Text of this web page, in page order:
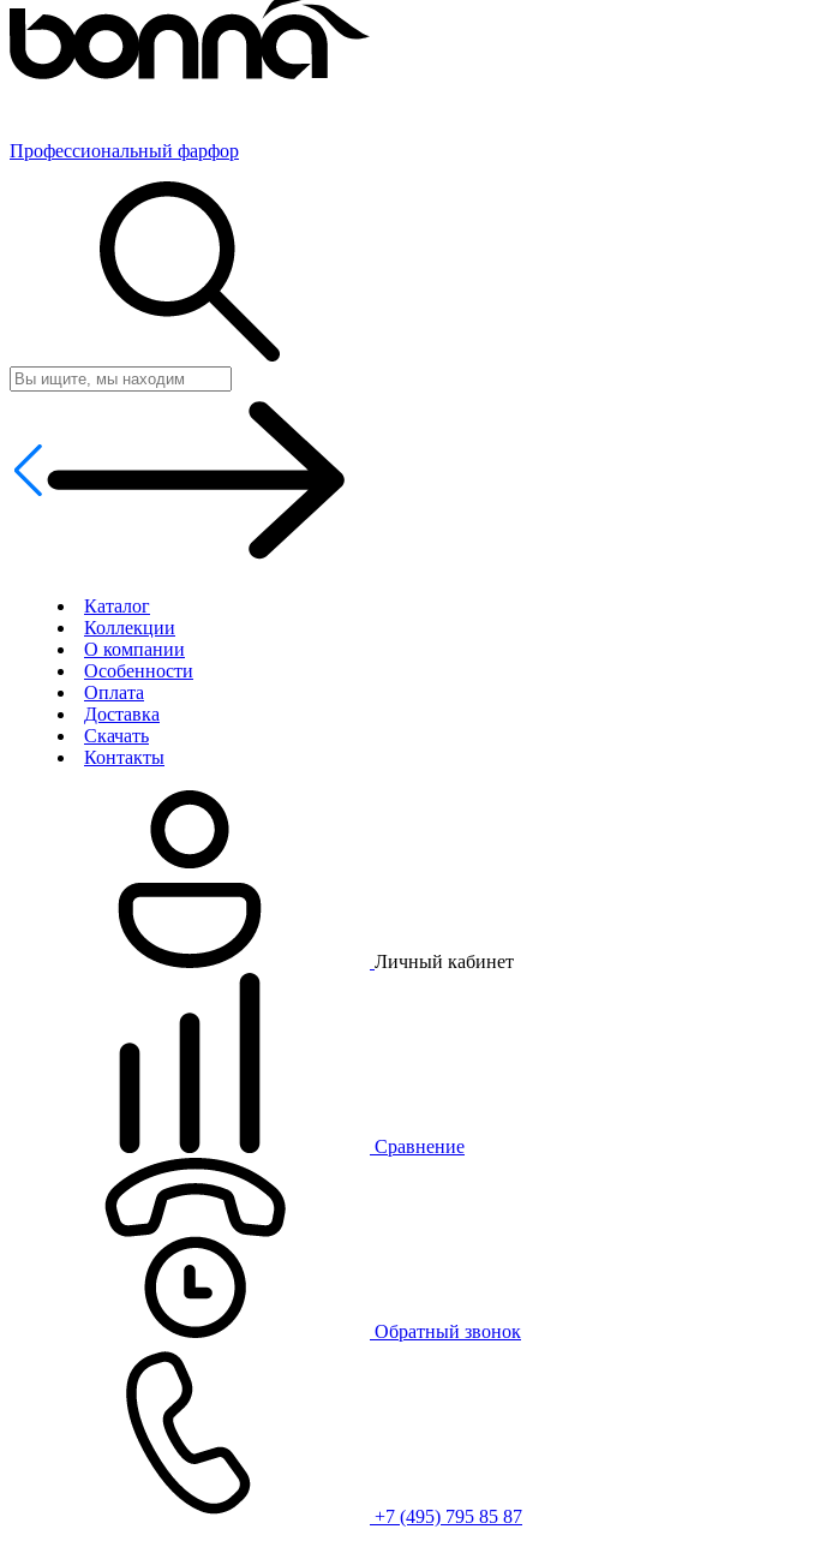
Профессиональный фарфор
Каталог
Коллекции
О компании
Особенности
Оплата
Доставка
Скачать
Контакты
Личный кабинет
Сравнение
Обратный звонок
+7 (495) 795 85 87